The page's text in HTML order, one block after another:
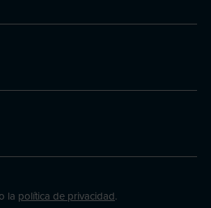
la política de privacidad.